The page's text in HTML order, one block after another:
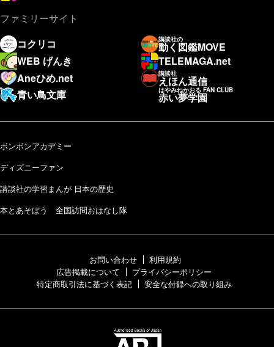
ファミリーサイト
コクリコ
講談社の
動く図鑑MOVE
WEB げんき
TELEMAGA.net
Aneひめ.net
講談社
えほん通信
青い鳥文庫
はやみねかおる FAN CLUB
赤い夢学園
ボンボンアカデミー
ディズニーファン
講談社の学習まんが 日本の歴史
本とあそぼう 全国訪問おはなし隊
お問い合わせ
利用規約
広告掲載について
プライバシーポリシー
特定商取引法に基づく表記
安全な付録への取り組み